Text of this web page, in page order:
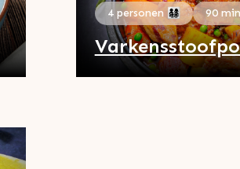
4 personen 👨‍👩‍👧‍👦 90